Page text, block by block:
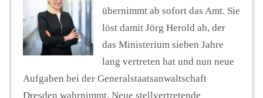
übernimmt ab sofort das Amt. Sie
löst damit Jörg Herold ab, der
das Ministerium sieben Jahre
lang vertreten hat und nun neue
Aufgaben bei der Generalstaatsanwaltschaft
Dresden wahrnimmt. Neue stellvertretende